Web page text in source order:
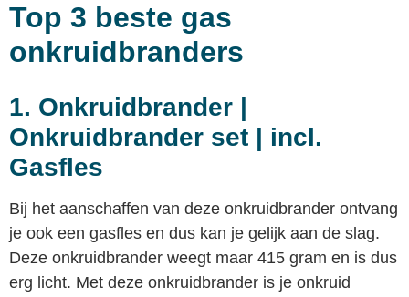
Top 3 beste gas
onkruidbranders
1. Onkruidbrander |
Onkruidbrander set | incl.
Gasfles
Bij het aanschaffen van deze onkruidbrander ontvang
je ook een gasfles en dus kan je gelijk aan de slag.
Deze onkruidbrander weegt maar 415 gram en is dus
erg licht. Met deze onkruidbrander is je onkruid